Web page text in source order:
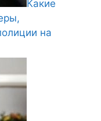
Какие
на